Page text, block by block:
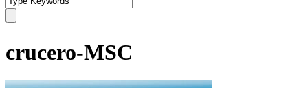
crucero-MSC